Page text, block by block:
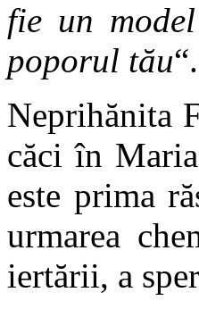
fie un
poporul tău“.
Neprihănita
căci în
este prima
urmarea
iertării, a